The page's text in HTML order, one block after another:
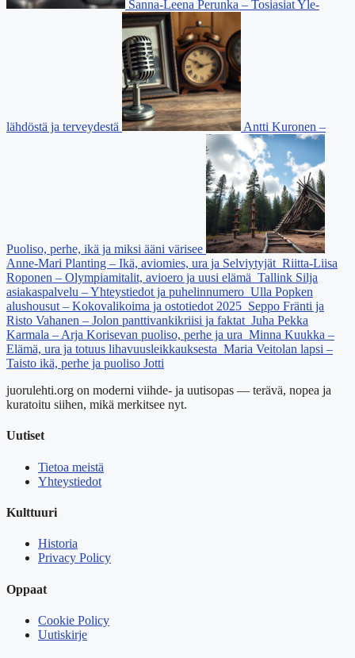
Sanna-Leena Perunka – Tosiasiat Yle-
lähdöstä ja terveydestä Antti Kuronen –
Puoliso, perhe, ikä ja miksi ääni värisee
Anne-Mari Planting – Ikä, aviomies, ura ja Selviytyjät Riitta-Liisa
Roponen – Olympiamitalit, avioero ja uusi elämä Tallink Silja
asiakaspalvelu – Yhteystiedot ja puhelinnumero Ulla Popken
alushousut – Kokovalikoima ja ostotiedot 2025 Seppo Fränti ja
Risto Vahanen – Jolon panttivankikriisi ja faktat Juha Pekka
Karmala – Arja Korisevan puoliso, perhe ja ura Minna Kuukka –
Elämä, ura ja totuus lihavuusleikkauksesta Maria Veitolan lapsi –
Taisto ikä, perhe ja puoliso Jotti
juorulehti.org on moderni viihde- ja uutisopas — terävä, nopea ja
kuratoitu siihen, mikä merkitsee nyt.
Uutiset
Tietoa meistä
Yhteystiedot
Kulttuuri
Historia
Privacy Policy
Oppaat
Cookie Policy
Uutiskirje